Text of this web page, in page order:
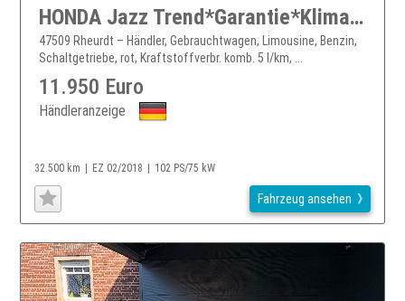
HONDA Jazz Trend*Garantie*Klima*119EUR mtl.
47509 Rheurdt – Händler, Gebrauchtwagen, Limousine, Benzin,
Schaltgetriebe, rot, Kraftstoffverbr. komb. 5 l/km, ...
11.950 Euro
Händleranzeige
32.500 km EZ 02/2018 102 PS/75 kW
Fahrzeug ansehen